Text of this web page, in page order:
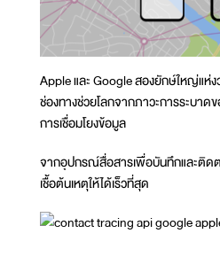
Apple และ Google สองยักษ์ใหญ่แห่
ช่องทางช่วยโลกจากภาวะการระบาด
การเชื่อมโยงข้อมูล
จากอุปกรณ์สื่อสารเพื่อบันทึกและติด
เชื้อต้นเหตุให้ได้เร็วที่สุด